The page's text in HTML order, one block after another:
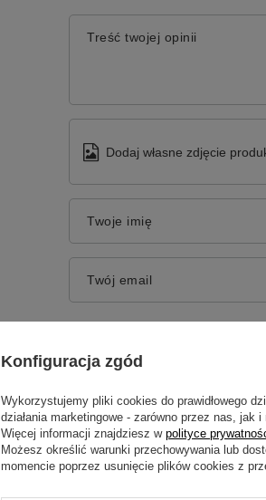
Treść twojej opinii
Dodaj własne zdjęcie
Twoje imię
Twój email
Konfiguracja zgód
Wykorzystujemy pliki cookies do prawidłowego
działania marketingowe - zarówno przez nas, jak
Więcej informacji znajdziesz w polityce
Możesz określić warunki przechowywania lub
momencie poprzez usunięcie plików cookies z